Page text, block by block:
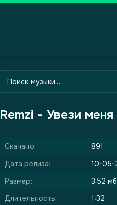
Remzi - Увези меня
Скачано:
891
Дата релиза:
10-05-
Размер:
3.52 мб
Длительность:
1:32